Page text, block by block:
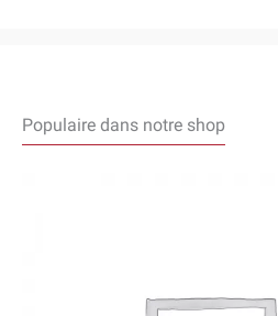
Populaire dans notre shop
variations.